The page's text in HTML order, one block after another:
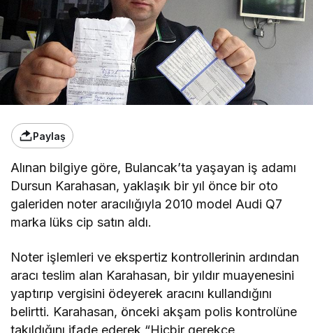
Paylaş
Alınan bilgiye göre, Bulancak’ta yaşayan iş adamı
Dursun Karahasan, yaklaşık bir yıl önce bir oto
galeriden noter aracılığıyla 2010 model Audi Q7
marka lüks cip satın aldı.
Noter işlemleri ve ekspertiz kontrollerinin ardından
aracı teslim alan Karahasan, bir yıldır muayenesini
yaptırıp vergisini ödeyerek aracını kullandığını
belirtti. Karahasan, önceki akşam polis kontrolüne